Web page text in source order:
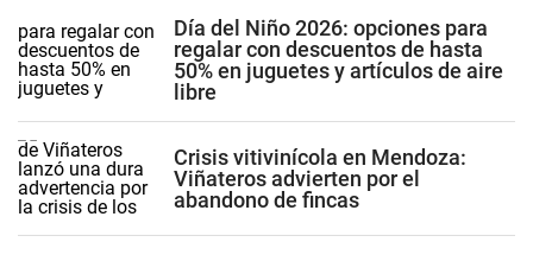
Día del Niño 2026: opciones para
regalar con descuentos de hasta
50% en juguetes y artículos de aire
libre
Crisis vitivinícola en Mendoza:
Viñateros advierten por el
abandono de fincas